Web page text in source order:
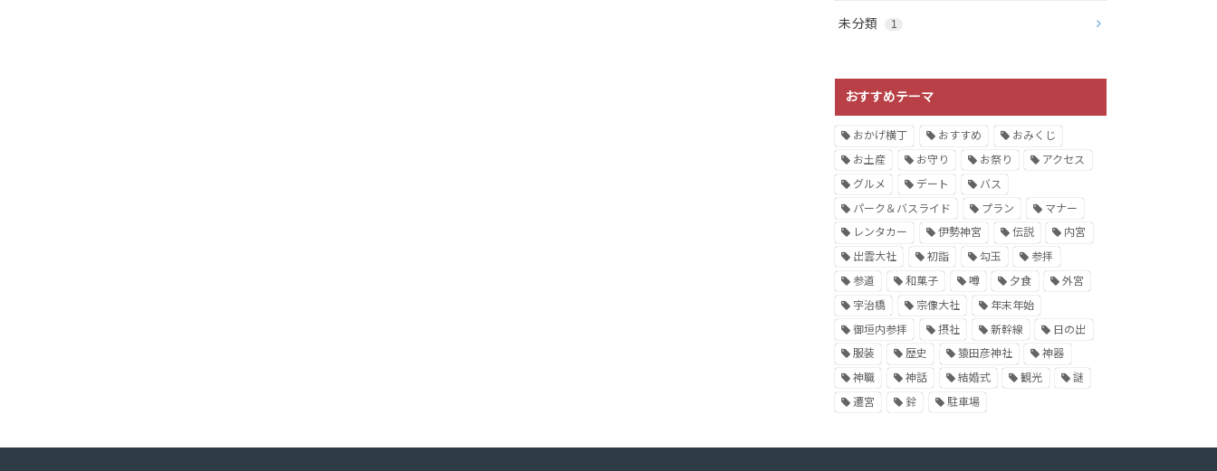
未分類 1
おすすめテーマ
おかげ横丁 おすすめ
おみくじ
お土産
お守り お祭り
アクセス
グルメ
デート
バス
パーク＆バスライド
プラン
マナー
レンタカー
伊勢神宮 伝説
内宮
出雲大社
初詣 勾玉
参拝
参道
和菓子 噂 夕食
外宮
宇治橋
宗像大社
年末年始
御垣内参拝
摂社 新幹線
日の出
服装
歴史 猿田彦神社
神器
神職
神話 結婚式 観光
謎
遷宮
鈴 駐車場